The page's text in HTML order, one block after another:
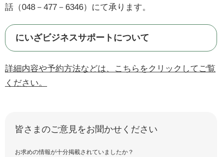
話（048－477－6346）にて承ります。
にいざビジネスサポートについて
詳細内容や予約方法などは、こちらをクリックしてご覧
ください。
皆さまのご意見をお聞かせください
お求めの情報が十分掲載されていましたか？